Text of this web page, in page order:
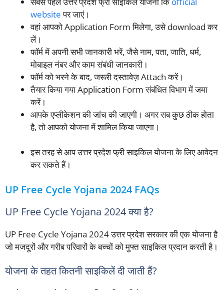
websiteपर जाएं।
वहां आपको Application Form मिलेगा, उसे download कर
लें।
फॉर्म में अपनी सभी जानकारी भरें, जैसे नाम, पता, जाति, धर्म,
मोबाइल नंबर और काम संबंधी जानकारी।
फॉर्म को भरने के बाद, जरूरी दस्तावेज़ Attach करें।
तैयार किया गया Application Form संबंधित विभाग में जमा
करें।
आपके एप्लीकेशन की जांच की जाएगी। अगर सब कुछ ठीक होता
है, तो आपको योजना में शामिल किया जाएगा।
इस तरह से आप उत्तर प्रदेश फ्री साइकिल योजना के लिए आवेदन
कर सकते हैं।
UP Free Cycle Yojana 2024 FAQs
UP Free Cycle Yojana 2024 क्या है?
UP Free Cycle Yojana 2024 उत्तर प्रदेश सरकार की एक योजना है
जो मजदूरों और गरीब परिवारों के बच्चों को मुफ्त साइकिल प्रदान करती है।
योजना के तहत कितनी साइकिलें दी जाती हैं?